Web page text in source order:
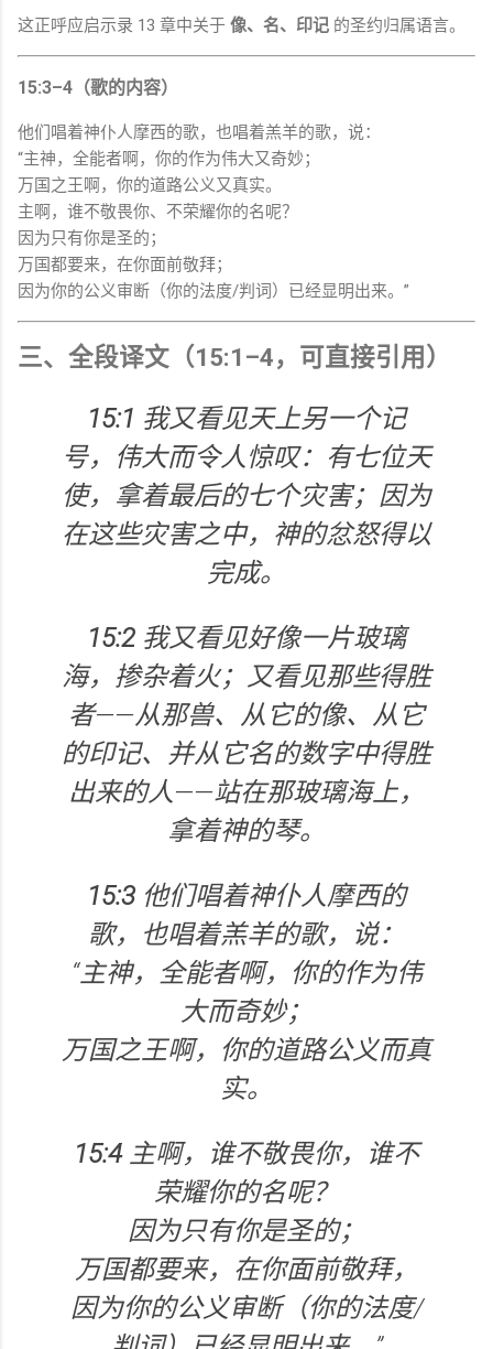
这正呼应启示录 13 章中关于 像、名、印记 的圣约归属语言。
15:3–4（歌的内容）
他们唱着神仆人摩西的歌，也唱着羔羊的歌，说：
“主神，全能者啊，你的作为伟大又奇妙；
万国之王啊，你的道路公义又真实。
主啊，谁不敬畏你、不荣耀你的名呢？
因为只有你是圣的；
万国都要来，在你面前敬拜；
因为你的公义审断（你的法度/判词）已经显明出来。”
三、全段译文（15:1–4，可直接引用）
15:1 我又看见天上另一个记
号，伟大而令人惊叹：有七位天
使，拿着最后的七个灾害；因为
在这些灾害之中，神的忿怒得以
完成。
15:2 我又看见好像一片玻璃
海，掺杂着火；又看见那些得胜
者——从那兽、从它的像、从它
的印记、并从它名的数字中得胜
出来的人——站在那玻璃海上，
拿着神的琴。
15:3 他们唱着神仆人摩西的
歌，也唱着羔羊的歌，说：
“主神，全能者啊，你的作为伟
大而奇妙；
万国之王啊，你的道路公义而真
实。
15:4主啊，谁不敬畏你，谁不
荣耀你的名呢？
因为只有你是圣的；
万国都要来，在你面前敬拜，
因为你的公义审断（你的法度/